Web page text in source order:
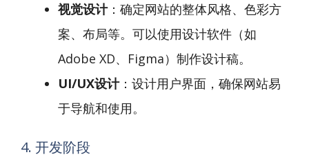
视觉设计：确定网站的整体风格、色彩方
案、布局等。可以使用设计软件（如
Adobe XD、Figma）制作设计稿。
UI/UX设计：设计用户界面，确保网站易
于导航和使用。
4. 开发阶段